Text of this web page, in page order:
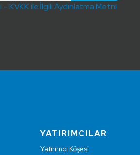
KVKK ile İlgili Aydınlatma Metni
YATIRIMCILAR
Yatırımcı Köşesi